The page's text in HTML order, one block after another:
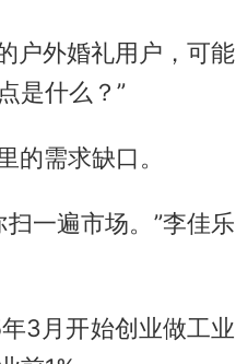
户外婚礼用户，可能
是什么？”
的需求缺口。
一遍市场。”李佳乐
3月开始创业做工业